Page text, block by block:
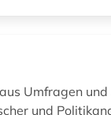
Umfragen
und